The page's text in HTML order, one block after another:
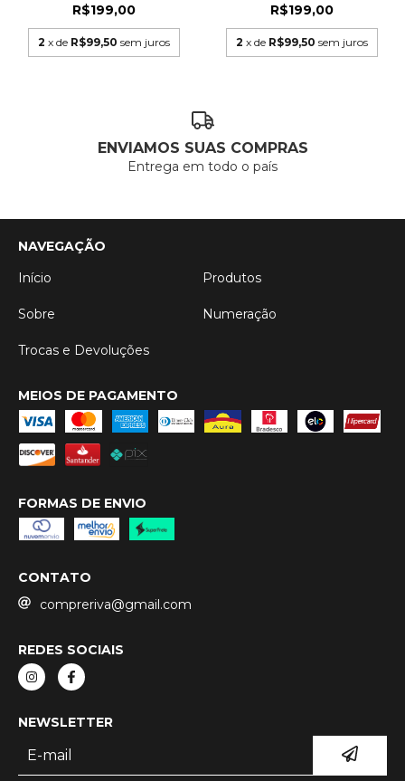
R$199,00
2 x de R$99,50 sem juros
R$199,00
2 x de R$99,50 sem juros
ENVIAMOS SUAS COMPRAS
Entrega em todo o país
NAVEGAÇÃO
Início
Produtos
Sobre Numeração
Trocas e Devoluções
MEIOS DE PAGAMENTO
FORMAS DE ENVIO
CONTATO
compreriva@gmail.com
REDES SOCIAIS
NEWSLETTER